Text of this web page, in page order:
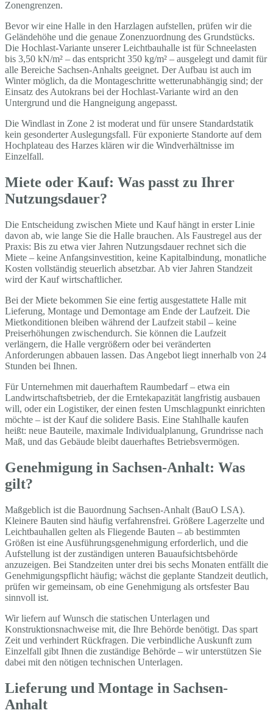
Zonengrenzen.
Bevor wir eine Halle in den Harzlagen aufstellen, prüfen wir die
Geländehöhe und die genaue Zonenzuordnung des Grundstücks.
Die Hochlast-Variante unserer Leichtbauhalle ist für Schneelasten
bis 3,50 kN/m² – das entspricht 350 kg/m² – ausgelegt und damit für
alle Bereiche Sachsen-Anhalts geeignet. Der Aufbau ist auch im
Winter möglich, da die Montageschritte wetterunabhängig sind; der
Einsatz des Autokrans bei der Hochlast-Variante wird an den
Untergrund und die Hangneigung angepasst.
Die Windlast in Zone 2 ist moderat und für unsere Standardstatik
kein gesonderter Auslegungsfall. Für exponierte Standorte auf dem
Hochplateau des Harzes klären wir die Windverhältnisse im
Einzelfall.
Miete oder Kauf: Was passt zu Ihrer
Nutzungsdauer?
Die Entscheidung zwischen Miete und Kauf hängt in erster Linie
davon ab, wie lange Sie die Halle brauchen. Als Faustregel aus der
Praxis: Bis zu etwa vier Jahren Nutzungsdauer rechnet sich die
Miete – keine Anfangsinvestition, keine Kapitalbindung, monatliche
Kosten vollständig steuerlich absetzbar. Ab vier Jahren Standzeit
wird der Kauf wirtschaftlicher.
Bei der Miete bekommen Sie eine fertig ausgestattete Halle mit
Lieferung, Montage und Demontage am Ende der Laufzeit. Die
Mietkonditionen bleiben während der Laufzeit stabil – keine
Preiserhöhungen zwischendurch. Sie können die Laufzeit
verlängern, die Halle vergrößern oder bei veränderten
Anforderungen abbauen lassen. Das Angebot liegt innerhalb von 24
Stunden bei Ihnen.
Für Unternehmen mit dauerhaftem Raumbedarf – etwa ein
Landwirtschaftsbetrieb, der die Erntekapazität langfristig ausbauen
will, oder ein Logistiker, der einen festen Umschlagpunkt einrichten
möchte – ist der Kauf die solidere Basis. Eine Stahlhalle kaufen
heißt: neue Bauteile, maximale Individualplanung, Grundrisse nach
Maß, und das Gebäude bleibt dauerhaftes Betriebsvermögen.
Genehmigung in Sachsen-Anhalt: Was
gilt?
Maßgeblich ist die Bauordnung Sachsen-Anhalt (BauO LSA).
Kleinere Bauten sind häufig verfahrensfrei. Größere Lagerzelte und
Leichtbauhallen gelten als Fliegende Bauten – ab bestimmten
Größen ist eine Ausführungsgenehmigung erforderlich, und die
Aufstellung ist der zuständigen unteren Bauaufsichtsbehörde
anzuzeigen. Bei Standzeiten unter drei bis sechs Monaten entfällt die
Genehmigungspflicht häufig; wächst die geplante Standzeit deutlich,
prüfen wir gemeinsam, ob eine Genehmigung als ortsfester Bau
sinnvoll ist.
Wir liefern auf Wunsch die statischen Unterlagen und
Konstruktionsnachweise mit, die Ihre Behörde benötigt. Das spart
Zeit und verhindert Rückfragen. Die verbindliche Auskunft zum
Einzelfall gibt Ihnen die zuständige Behörde – wir unterstützen Sie
dabei mit den nötigen technischen Unterlagen.
Lieferung und Montage in Sachsen-
Anhalt